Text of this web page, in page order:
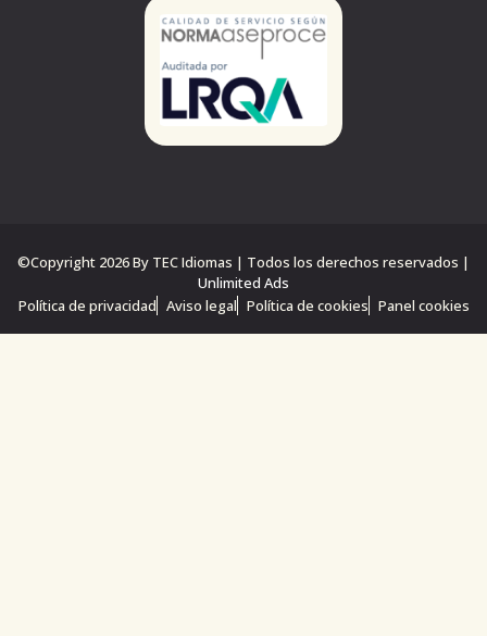
©Copyright 2026 By TEC Idiomas | Todos los derechos reservados |
Unlimited Ads
Política de privacidad Aviso legal Política de cookies Panel cookies